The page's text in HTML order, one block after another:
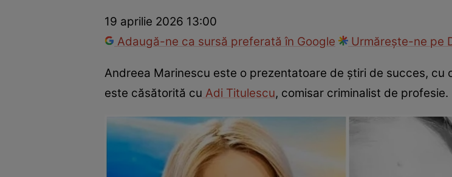
19 aprilie 2026 13:00
Adaugă-ne ca sursă preferată în Google
Urmărește-ne pe
Andreea Marinescu este o prezentatoare de știri de succes, cu
este căsătorită cu Adi Titulescu, comisar criminalist de profesie.